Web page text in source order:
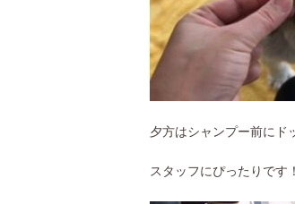
夕方はシャンプー前にド
スタッフにぴったりで